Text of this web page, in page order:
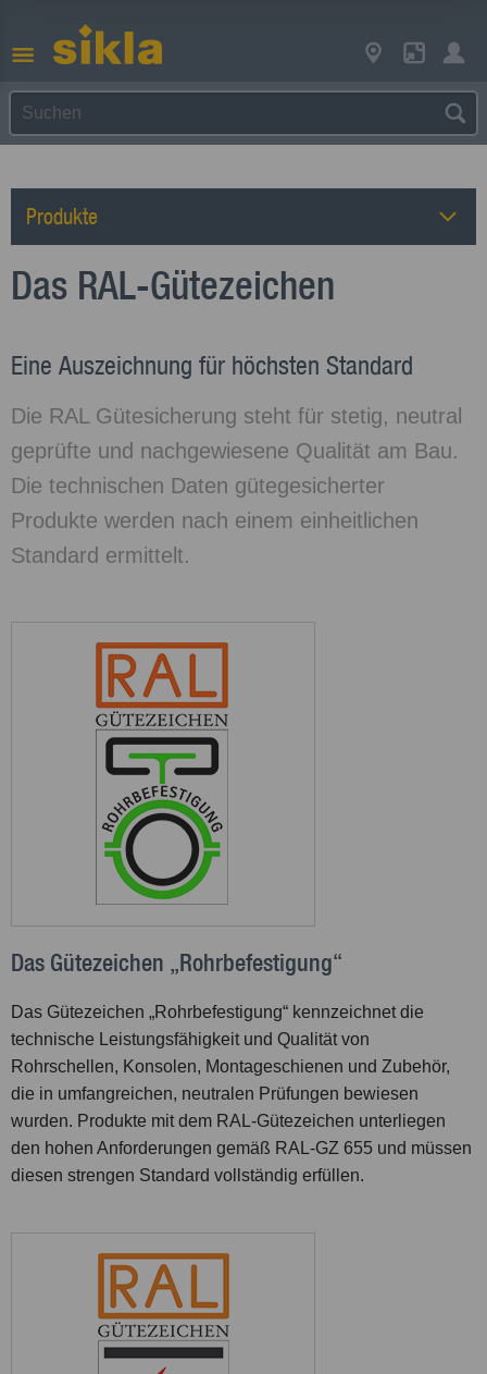
Produkte
Das RAL-Gütezeichen
Eine Auszeichnung für höchsten Standard
Die RAL Gütesicherung steht für stetig, neutral
geprüfte und nachgewiesene Qualität am Bau.
Die technischen Daten gütegesicherter
Produkte werden nach einem einheitlichen
Standard ermittelt.
Das Gütezeichen „Rohrbefestigung“
Das Gütezeichen „Rohrbefestigung“ kennzeichnet die
technische Leistungsfähigkeit und Qualität von
Rohrschellen, Konsolen, Montageschienen und Zubehör,
die in umfangreichen, neutralen Prüfungen bewiesen
wurden. Produkte mit dem RAL-Gütezeichen unterliegen
den hohen Anforderungen gemäß RAL-GZ 655 und müssen
diesen strengen Standard vollständig erfüllen.